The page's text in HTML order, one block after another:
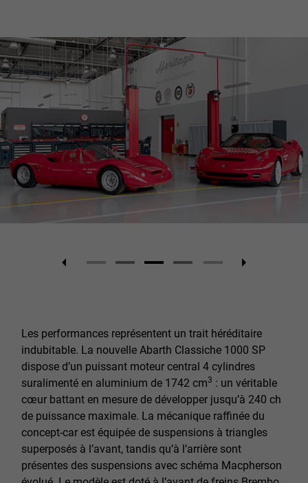
Les performances représentent un trait héréditaire
indubitable. La nouvelle Abarth Classiche 1000 SP
dispose d’un puissant moteur central 4 cylindres
suralimenté en aluminium de 1742 cm3 : un véritable
cœur battant en mesure de développer jusqu’à 240 ch
de puissance maximale. La mécanique raffinée du
concept-car est équipée de suspensions à triangles
superposés à l’avant, tandis qu’à l’arrière sont
présentes des suspensions avec schéma Macpherson